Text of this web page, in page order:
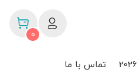
0
تماس با ما